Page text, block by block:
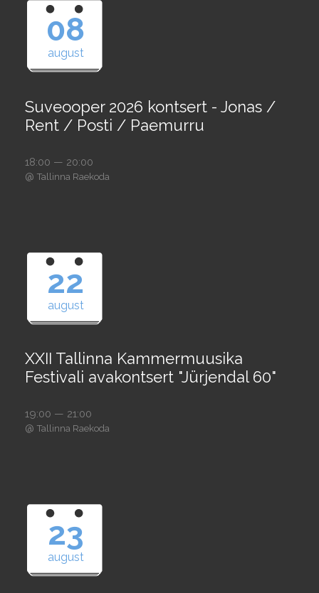
08
august
Suveooper 2026 kontsert - Jonas /
Rent / Posti / Paemurru
18:00 — 20:00
@ Tallinna Raekoda
22
august
XXII Tallinna Kammermuusika
Festivali avakontsert "Jürjendal 60"
19:00 — 21:00
@ Tallinna Raekoda
23
august